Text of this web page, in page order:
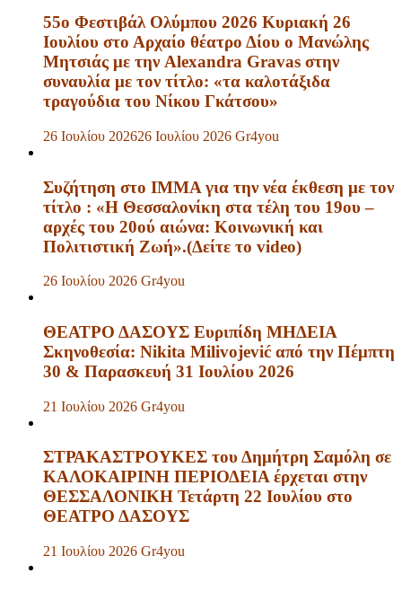
55ο Φεστιβάλ Ολύμπου 2026 Κυριακή 26
Ιουλίου στο Αρχαίο θέατρο Δίου ο Μανώλης
Μητσιάς με την Alexandra Gravas στην
συναυλία με τον τίτλο: «τα καλοτάξιδα
τραγούδια του Νίκου Γκάτσου»
26 Ιουλίου 202626 Ιουλίου 2026 Gr4you
Συζήτηση στο ΙΜΜΑ για την νέα έκθεση με τον
τίτλο : «Η Θεσσαλονίκη στα τέλη του 19ου –
αρχές του 20ού αιώνα: Κοινωνική και
Πολιτιστική Ζωή».(Δείτε το video)
26 Ιουλίου 2026 Gr4you
ΘΕΑΤΡΟ ΔΑΣΟΥΣ Ευριπίδη ΜΗΔΕΙΑ
Σκηνοθεσία: Nikita Milivojević από την Πέμπτη
30 & Παρασκευή 31 Ιουλίου 2026
21 Ιουλίου 2026 Gr4you
ΣΤΡΑΚΑΣΤΡΟΥΚΕΣ του Δημήτρη Σαμόλη σε
ΚΑΛΟΚΑΙΡΙΝΗ ΠΕΡΙΟΔΕΙΑ έρχεται στην
ΘΕΣΣΑΛΟΝΙΚΗ Τετάρτη 22 Ιουλίου στο
ΘΕΑΤΡΟ ΔΑΣΟΥΣ
21 Ιουλίου 2026 Gr4you